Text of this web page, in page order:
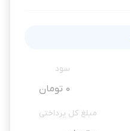
سود
0 تومان
مبلغ کل پرداختی